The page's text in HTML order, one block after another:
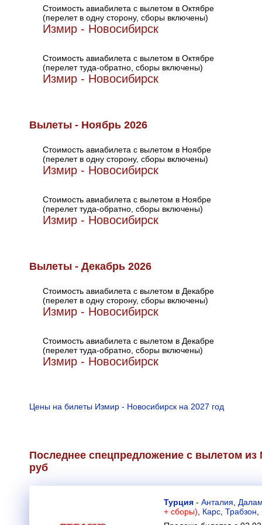
Стоимость авиабилета с вылетом в Октябре
(перелет в одну сторону, сборы включены)
Измир - Новосибирск
Стоимость авиабилета с вылетом в Октябре
(перелет туда-обратно, сборы включены)
Измир - Новосибирск
Вылеты - Ноябрь 2026
Стоимость авиабилета с вылетом в Ноябре
(перелет в одну сторону, сборы включены)
Измир - Новосибирск
Стоимость авиабилета с вылетом в Ноябре
(перелет туда-обратно, сборы включены)
Измир - Новосибирск
Вылеты - Декабрь 2026
Стоимость авиабилета с вылетом в Декабре
(перелет в одну сторону, сборы включены)
Измир - Новосибирск
Стоимость авиабилета с вылетом в Декабре
(перелет туда-обратно, сборы включены)
Измир - Новосибирск
Цены на билеты Измир - Новосибирск на 2027 год
Последнее спецпредложение с вылетом
руб
Турция - Анталия
+ сборы)
Карс Трабзон